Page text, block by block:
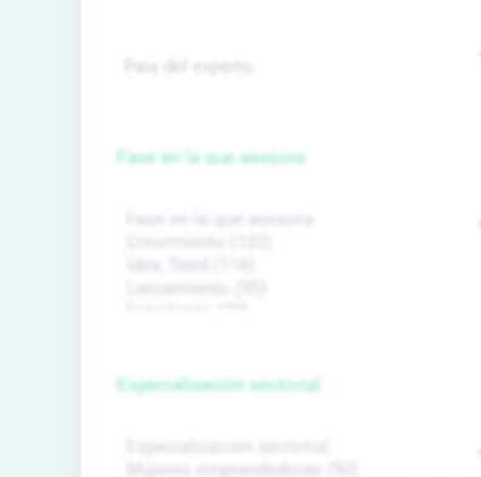
Fase en la que asesora
Especialización sectorial